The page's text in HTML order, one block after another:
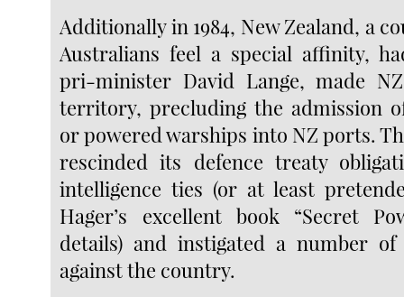
Additionally in 1984, New Zealand, a
Australians feel a special affinity,
pri-minister David Lange, made
territory, precluding the admission
or powered warships into NZ ports.
rescinded its defence treaty
intelligence ties (or at least
Hager’s excellent book “Secret
details) and instigated a number
against the country.